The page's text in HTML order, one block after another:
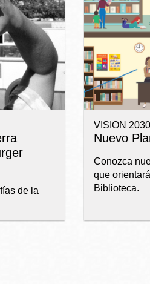
de la
VISION 2030
Nuevo
Conozca
que
Biblioteca.